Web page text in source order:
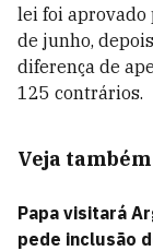
lei foi aprovado
de junho,
diferença de
125 contrários.
Veja também
Papa visitará
pede inclusão